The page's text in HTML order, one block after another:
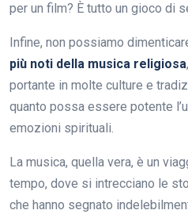
per un film? È tutto un gioco di
Infine, non possiamo
più noti della musica religiosa
portante in molte culture e
quanto possa essere potente
emozioni spirituali.
La musica, quella vera, è un
tempo, dove si intrecciano le
che hanno segnato